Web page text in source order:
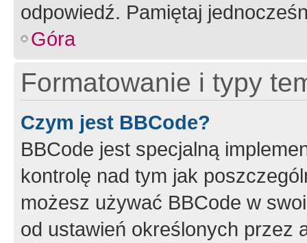
odpowiedź. Pamiętaj
Góra
Formatowanie i typy
Czym jest BBCode?
BBCode jest specjalną
kontrolę nad tym jak
możesz używać BBCode w
od ustawień określonych przez